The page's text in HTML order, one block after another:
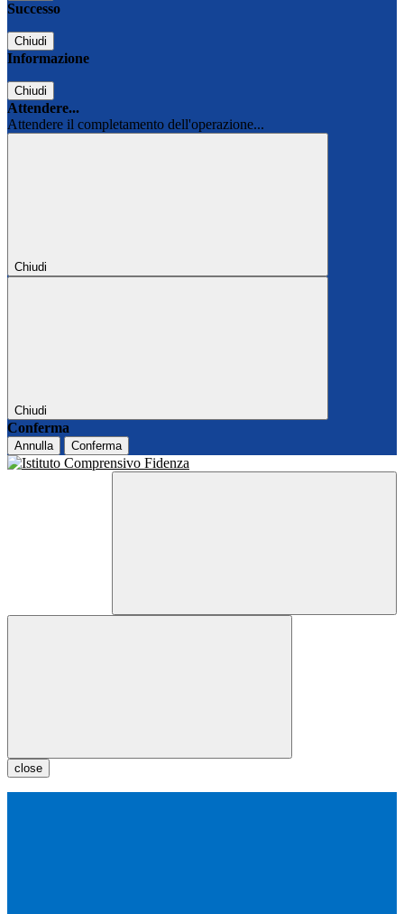
Successo
Chiudi
Informazione
Chiudi
Attendere...
Attendere il completamento dell'operazione...
Chiudi
Chiudi
Conferma
Annulla Conferma
close